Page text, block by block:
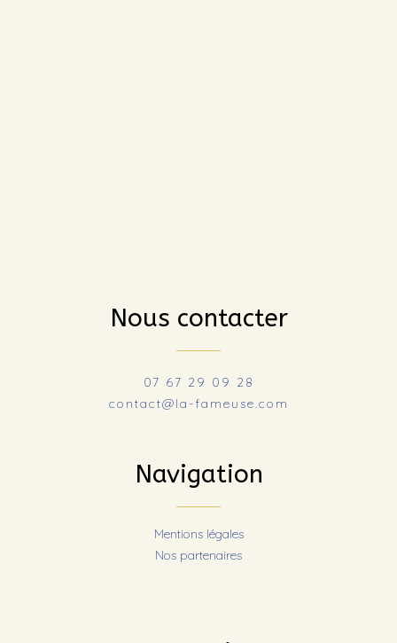
Nous contacter
07 67 29 09 28
contact@la-fameuse.com
Navigation
Mentions légales
Nos partenaires